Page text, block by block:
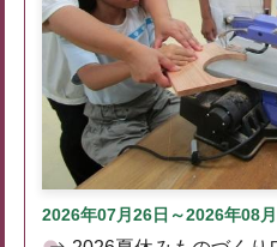
2026年07月26日～2026年08